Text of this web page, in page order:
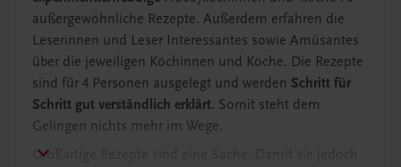
außergewöhnliche Rezepte. Außerdem erfahren die
Leserinnen und Leser Interessantes sowie Amüsantes
über die jeweiligen Köchinnen und Köche. Die Rezepte
sind für 4 Personen ausgelegt und werden Schritt für
Schritt gut verständlich erklärt. Somit steht dem
Gelingen nichts mehr im Wege.
Großartige Rezepte sind eine Sache. Damit sie jedoch